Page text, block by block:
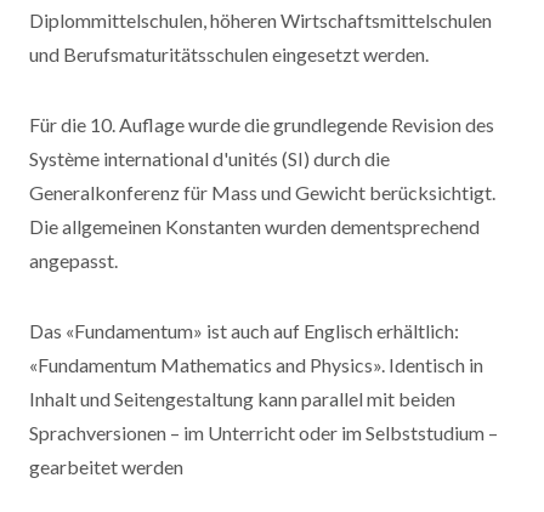
Diplommittelschulen, höheren Wirtschaftsmittelschulen
und Berufsmaturitätsschulen eingesetzt werden.
Für die 10. Auflage wurde die grundlegende Revision des
Système international d'unités (SI) durch die
Generalkonferenz für Mass und Gewicht berücksichtigt.
Die allgemeinen Konstanten wurden dementsprechend
angepasst.
Das «Fundamentum» ist auch auf Englisch erhältlich:
«Fundamentum Mathematics and Physics». Identisch in
Inhalt und Seitengestaltung kann parallel mit beiden
Sprachversionen – im Unterricht oder im Selbststudium –
gearbeitet werden